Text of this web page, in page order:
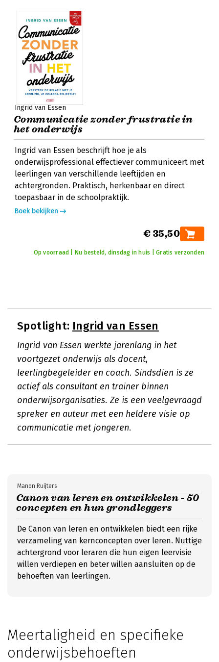
Ingrid van Essen
Communicatie zonder frustratie in
het onderwijs
Ingrid van Essen beschrijft hoe je als
onderwijsprofessional effectiever communiceert met
leerlingen van verschillende leeftijden en
achtergronden. Praktisch, herkenbaar en direct
toepasbaar in de schoolpraktijk.
Boek bekijken
€ 35,50
Op voorraad | Nu besteld, dinsdag in huis | Gratis verzonden
Spotlight: Ingrid van Essen
Ingrid van Essen werkte jarenlang in het
voortgezet onderwijs als docent,
leerlingbegeleider en coach. Sindsdien is ze
actief als consultant en trainer binnen
onderwijsorganisaties. Ze is een veelgevraagd
spreker en auteur met een heldere visie op
communicatie met jongeren.
Canon van leren en ontwikkelen - 50
concepten en hun grondleggers
Manon Ruijters
De Canon van leren en ontwikkelen biedt een rijke
verzameling van kernconcepten over leren. Nuttige
achtergrond voor leraren die hun eigen leervisie
willen verdiepen en beter willen aansluiten op de
behoeften van leerlingen.
Meertaligheid en specifieke
onderwijsbehoeften